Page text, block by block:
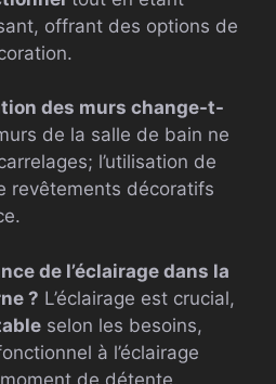
offrant des options de
des murs change-t-
de la salle de bain ne
l’utilisation de
revêtements décoratifs
de l’éclairage dans la
? L’éclairage est crucial,
selon les besoins,
à l’éclairage
de détente.